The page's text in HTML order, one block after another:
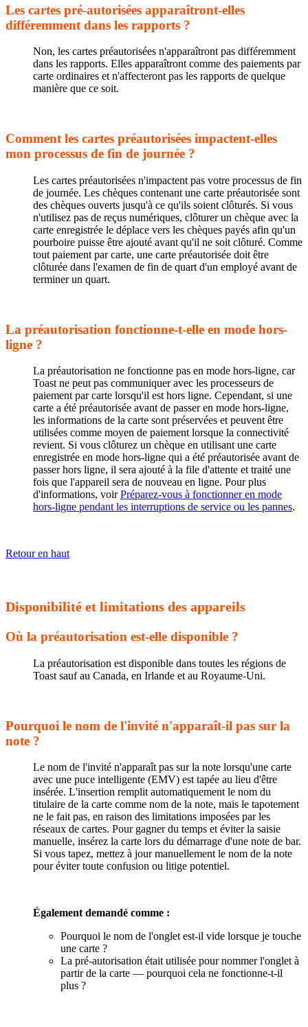
Les cartes pré-autorisées apparaîtront-elles
différemment dans les rapports ?
Non, les cartes préautorisées n'apparaîtront pas différemment
dans les rapports. Elles apparaîtront comme des paiements par
carte ordinaires et n'affecteront pas les rapports de quelque
manière que ce soit.
Comment les cartes préautorisées impactent-elles
mon processus de fin de journée ?
Les cartes préautorisées n'impactent pas votre processus de fin
de journée. Les chèques contenant une carte préautorisée sont
des chèques ouverts jusqu'à ce qu'ils soient clôturés. Si vous
n'utilisez pas de reçus numériques, clôturer un chèque avec la
carte enregistrée le déplace vers les chèques payés afin qu'un
pourboire puisse être ajouté avant qu'il ne soit clôturé. Comme
tout paiement par carte, une carte préautorisée doit être
clôturée dans l'examen de fin de quart d'un employé avant de
terminer un quart.
La préautorisation fonctionne-t-elle en mode hors-
ligne ?
La préautorisation ne fonctionne pas en mode hors-ligne, car
Toast ne peut pas communiquer avec les processeurs de
paiement par carte lorsqu'il est hors ligne. Cependant, si une
carte a été préautorisée avant de passer en mode hors-ligne,
les informations de la carte sont préservées et peuvent être
utilisées comme moyen de paiement lorsque la connectivité
revient. Si vous clôturez un chèque en utilisant une carte
enregistrée en mode hors-ligne qui a été préautorisée avant de
passer hors ligne, il sera ajouté à la file d'attente et traité une
fois que l'appareil sera de nouveau en ligne. Pour plus
d'informations, voirPréparez-vous à fonctionner en mode
hors-ligne pendant les interruptions de service ou les pannes.
Retour en haut
Disponibilité et limitations des appareils
Où la préautorisation est-elle disponible ?
La préautorisation est disponible dans toutes les régions de
Toast sauf au Canada, en Irlande et au Royaume-Uni.
Pourquoi le nom de l'invité n'apparaît-il pas sur la
note ?
Le nom de l'invité n'apparaît pas sur la note lorsqu'une carte
avec une puce intelligente (EMV) est tapée au lieu d'être
insérée. L'insertion remplit automatiquement le nom du
titulaire de la carte comme nom de la note, mais le tapotement
ne le fait pas, en raison des limitations imposées par les
réseaux de cartes. Pour gagner du temps et éviter la saisie
manuelle, insérez la carte lors du démarrage d'une note de bar.
Si vous tapez, mettez à jour manuellement le nom de la note
pour éviter toute confusion ou litige potentiel.
Également demandé comme :
Pourquoi le nom de l'onglet est-il vide lorsque je touche
une carte ?
La pré-autorisation était utilisée pour nommer l'onglet à
partir de la carte — pourquoi cela ne fonctionne-t-il
plus ?